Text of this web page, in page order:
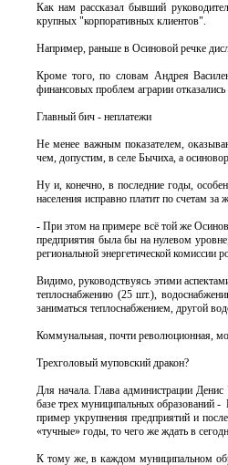
Как нам рассказал бывший
крупных "корпоративных клиентов".
Например, раньше в Осиновой речке
Кроме того, по словам Андрея
финансовых проблем аграрии
Главный бич - неплатежи
Не менее важным показателем,
чем, допустим, в селе Бычиха, а
Ну и, конечно, в последние годы,
населения исправно платит по счетам
- При этом на примере всё той же
предприятия была бы на нулевом
региональной энергетической комиссии
Видимо, руководствуясь этими
теплоснабжению (25 шт.),
заниматься теплоснабжением, другой
Коммунальная, почти революционная,
Трехголовый муповский дракон?
Для начала. Глава администрации
базе трех муниципальных образований
пример укрупнения предприятий и
«тучные» годы, то чего же ждать в
К тому же, в каждом муниципальном